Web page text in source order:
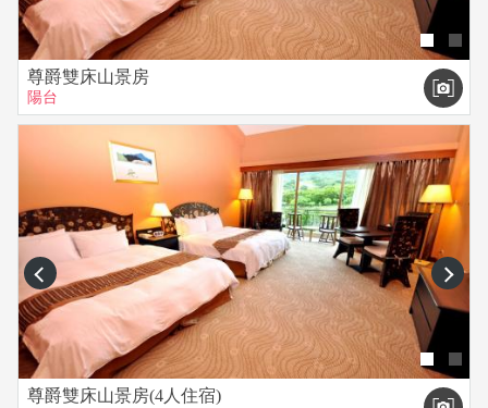
尊爵雙床山景房
陽台
prev next
尊爵雙床山景房(4人住宿)